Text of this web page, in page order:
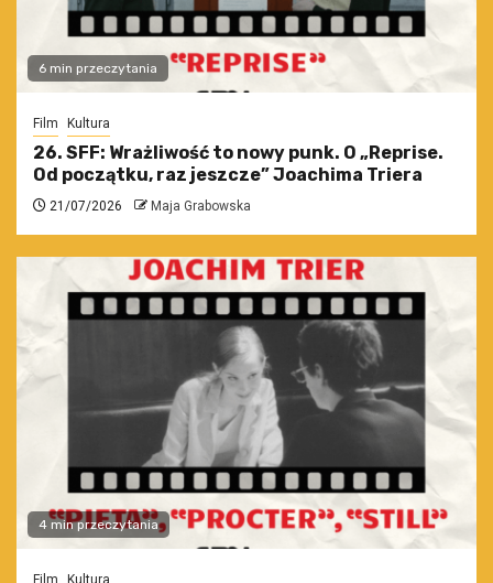
6 min przeczytania
Film Kultura
26. SFF: Wrażliwość to nowy punk. O „Reprise.
Od początku, raz jeszcze” Joachima Triera
21/07/2026 Maja Grabowska
4 min przeczytania